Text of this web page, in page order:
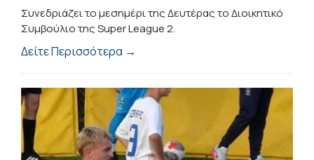
Συνεδριάζει το μεσημέρι της Δευτέρας το Διοικητικό
Συμβούλιο της Super League 2.
Δείτε Περισσότερα →